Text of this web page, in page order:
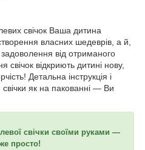
свічок Ваша дитина
власних шедеврів, а й,
від отриманого
свічок відкриють дитині нову,
Детальна інструкція і
як на пакованні — Ви
свічки своїми руками —
просто!